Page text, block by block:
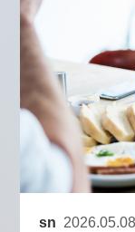
セミナー
サービスメニュー
セミナー
sn 2026.05.08